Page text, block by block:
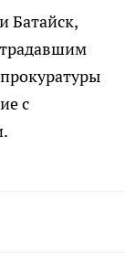
Батайск,
с